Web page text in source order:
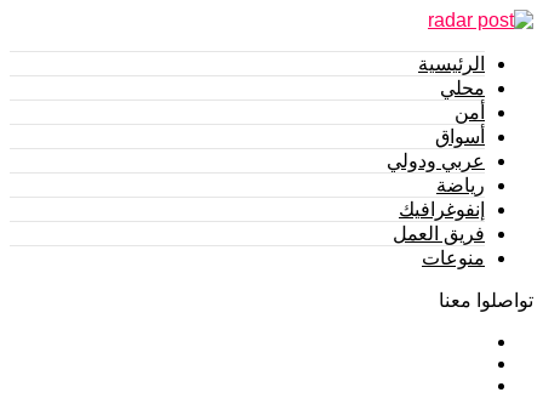
الرئيسية
محلي
أمن
أسواق
عربي ودولي
رياضة
إنفوغرافيك
فريق العمل
منوعات
تواصلوا معنا